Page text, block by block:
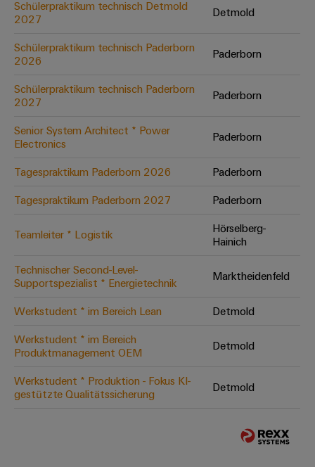
Digital
neuen Niveau
Schülerpraktikum technisch Detmold
2027
Detmold
Schülerpraktikum technisch Paderborn
2026
Paderborn
Schülerpraktikum technisch Paderborn
2027
Paderborn
Senior System Architect * Power
Electronics
Paderborn
Tagespraktikum Paderborn 2026
Paderborn
Tagespraktikum Paderborn 2027
Paderborn
Teamleiter * Logistik
Hörselberg-
Hainich
Technischer Second-Level-
Supportspezialist * Energietechnik
Marktheidenfeld
Werkstudent * im Bereich Lean
Detmold
Werkstudent * im Bereich
Produktmanagement OEM
Detmold
Werkstudent * Produktion - Fokus KI-
gestützte Qualitätssicherung
Detmold